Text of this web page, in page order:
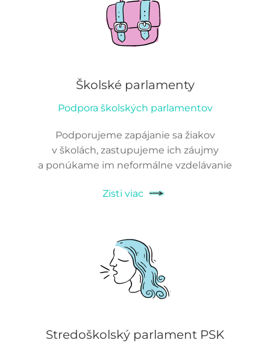
Školské parlamenty
Podpora školských parlamentov
Podporujeme zapájanie sa žiakov
v školách, zastupujeme ich záujmy
a ponúkame im neformálne vzdelávanie
Zisti viac
Stredoškolský parlament PSK